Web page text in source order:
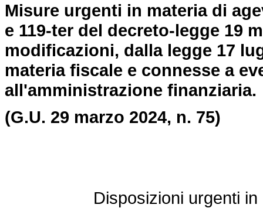
Misure urgenti in materia di
e 119-ter del decreto-legge 19
modificazioni, dalla legge 17
materia fiscale e connesse a
all'amministrazione finanziaria.
(G.U. 29 marzo 2024, n. 75)
Disposizioni urgenti